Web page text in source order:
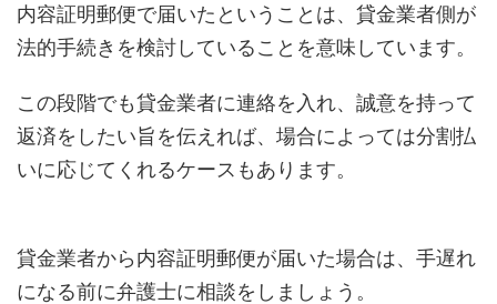
内容証明郵便で届いたということは、貸金業者側が
法的手続きを検討していることを意味しています。
この段階でも貸金業者に連絡を入れ、誠意を持って
返済をしたい旨を伝えれば、場合によっては分割払
いに応じてくれるケースもあります。
貸金業者から内容証明郵便が届いた場合は、手遅れ
になる前に弁護士に相談をしましょう。